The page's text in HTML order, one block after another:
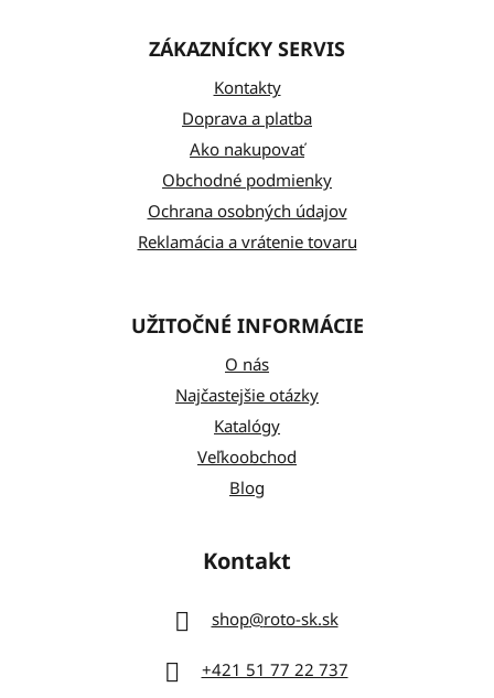
ZÁKAZNÍCKY SERVIS
Kontakty
Doprava a platba
Ako nakupovať
Obchodné podmienky
Ochrana osobných údajov
Reklamácia a vrátenie tovaru
UŽITOČNÉ INFORMÁCIE
O nás
Najčastejšie otázky
Katalógy
Veľkoobchod
Blog
Kontakt
shop@roto-sk.sk
+421 51 77 22 737